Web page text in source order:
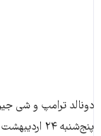
دونالد ترامپ و شی